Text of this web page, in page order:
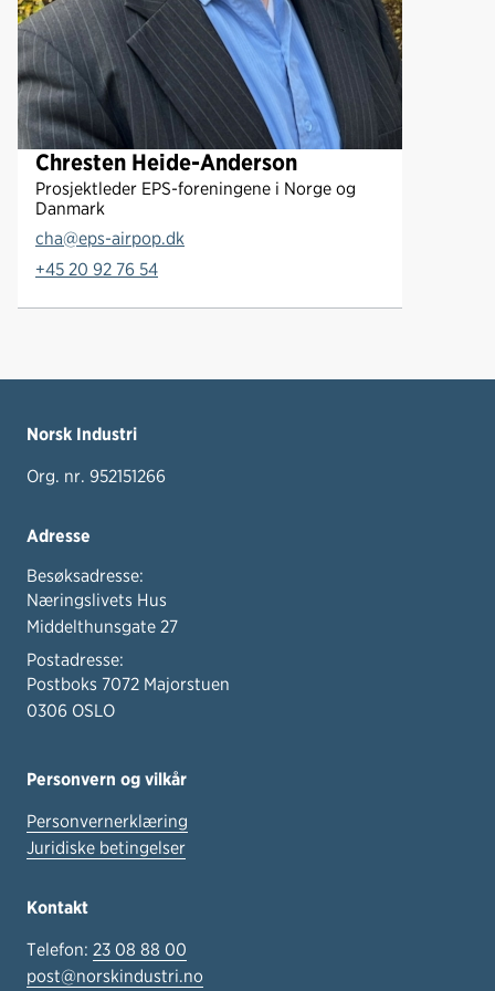
r
s
n
Chresten Heide-Anderson
Prosjektleder EPS-foreningene i Norge og
Danmark
cha@eps-airpop.dk
+45 20 92 76 54
Norsk Industri
Org. nr. 952151266
Adresse
Besøksadresse:
Næringslivets Hus
Middelthunsgate 27
Postadresse:
Postboks 7072 Majorstuen
0306 OSLO
Personvern og vilkår
Personvernerklæring
Juridiske betingelser
Kontakt
Telefon: 23 08 88 00
post@norskindustri.no